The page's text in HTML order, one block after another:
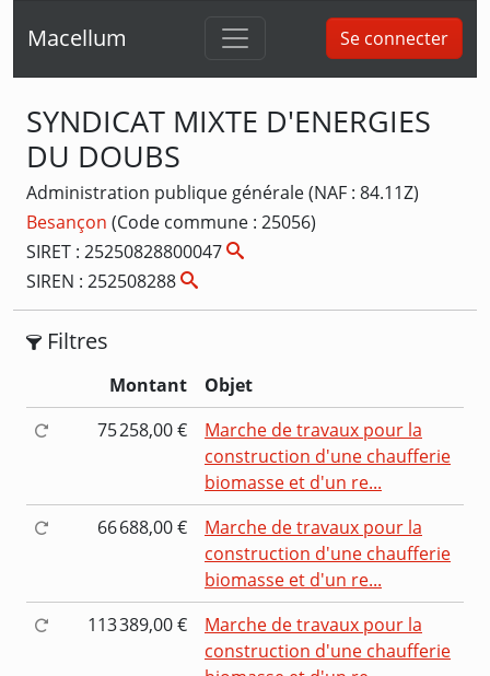
Macellum Se connecter
SYNDICAT MIXTE D'ENERGIES
DU DOUBS
Administration publique générale (NAF : 84.11Z)
Besançon (Code commune : 25056)
SIRET : 25250828800047
SIREN : 252508288
Filtres
Montant
Objet
75 258,00 €
Marche de travaux pour la
construction d'une chaufferie
biomasse et d'un re...
66 688,00 €
Marche de travaux pour la
construction d'une chaufferie
biomasse et d'un re...
113 389,00 €
Marche de travaux pour la
construction d'une chaufferie